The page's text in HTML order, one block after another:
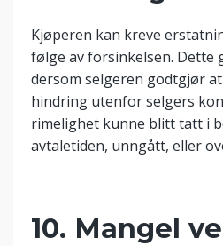
Kjøperen kan kreve
følge av forsinkelsen. Dette
dersom selgeren godtgjør
hindring utenfor selgers
rimelighet kunne blitt tatt i
avtaletiden, unngått, eller
10. Mangel